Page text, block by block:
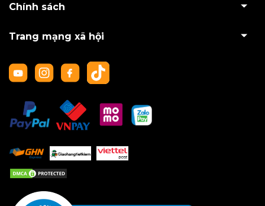
Chính sách
Trang mạng xã hội